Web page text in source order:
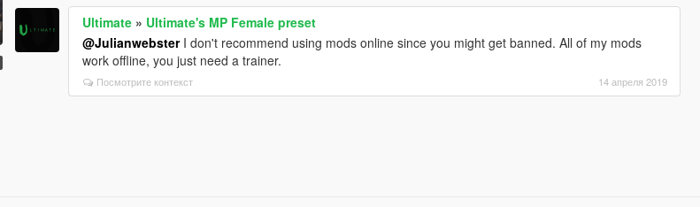
Ultimate » Ultimate's MP Female preset
@JulianwebsterI don't recommend using mods online since you might get banned. All of my mods
work offline, you just need a trainer.
Посмотрите контекст 14 апреля 2019